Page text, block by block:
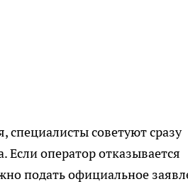
специалисты советуют сразу
Если оператор отказывается
подать официальное